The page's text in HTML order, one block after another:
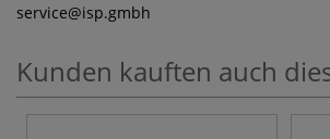
service@isp.gmbh
Kunden kauften auch